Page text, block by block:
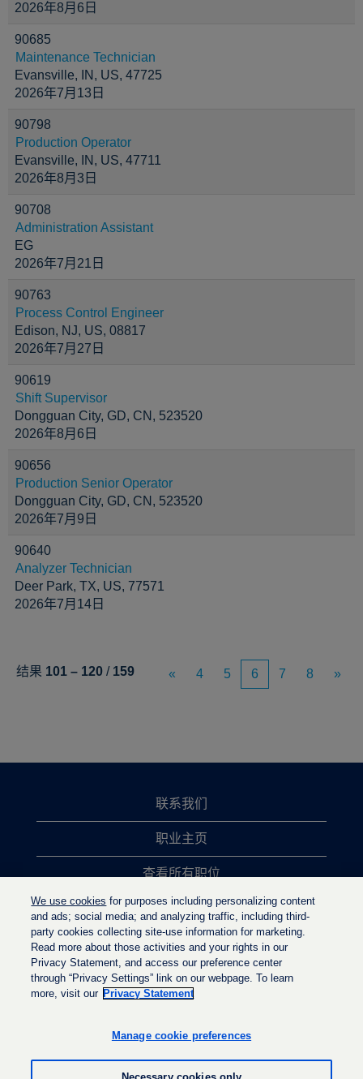
2026年8月6日
90685
Maintenance Technician
Evansville, IN, US, 47725
2026年7月13日
90798
Production Operator
Evansville, IN, US, 47711
2026年8月3日
90708
Administration Assistant
EG
2026年7月21日
90763
Process Control Engineer
Edison, NJ, US, 08817
2026年7月27日
90619
Shift Supervisor
Dongguan City, GD, CN, 523520
2026年8月6日
90656
Production Senior Operator
Dongguan City, GD, CN, 523520
2026年7月9日
90640
Analyzer Technician
Deer Park, TX, US, 77571
2026年7月14日
结果 101 – 120 / 159 « 4 5 6 7 8 »
联系我们
职业主页
查看所有职位
热门职位搜索
隐私政策
选
卡
中
选
卡
We use cookies for purposes including personalizing content
and ads; social media; and analyzing traffic, including third-
party cookies collecting site-use information for marketing.
Read more about those activities and your rights in our
Privacy Statement, and access our preference center
through “Privacy Settings” link on our webpage. To learn
more, visit our Privacy Statement
Manage cookie preferences